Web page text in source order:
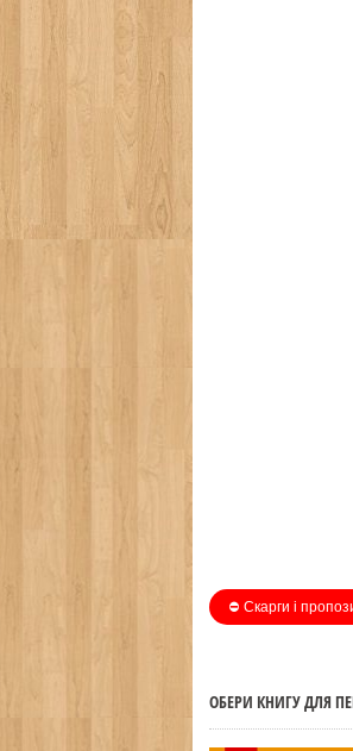
⛔️ Скарги і
ОБЕРИ КНИГУ ДЛЯ